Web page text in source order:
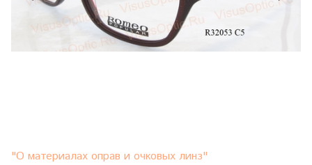
"О материалах оправ и очковых линз"